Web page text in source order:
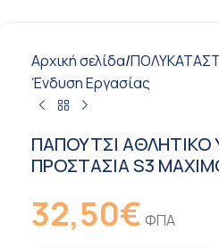
Αρχική σελίδα/
Ένδυση Εργασίας
ΠΑΠΟΥΤΣΙ
ΠΡΟΣΤΑΣΙΑ S3
32,50€ ΦΠΑ